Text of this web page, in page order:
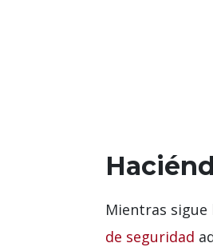
Mientras
de seguridad